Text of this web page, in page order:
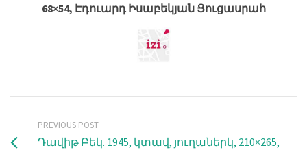
68×54, Էդուարդ Իսաբեկյան Ցուցասրահ
PREVIOUS POST
Դավիթ Բեկ. 1945, կտավ, յուղաներկ, 210×265,